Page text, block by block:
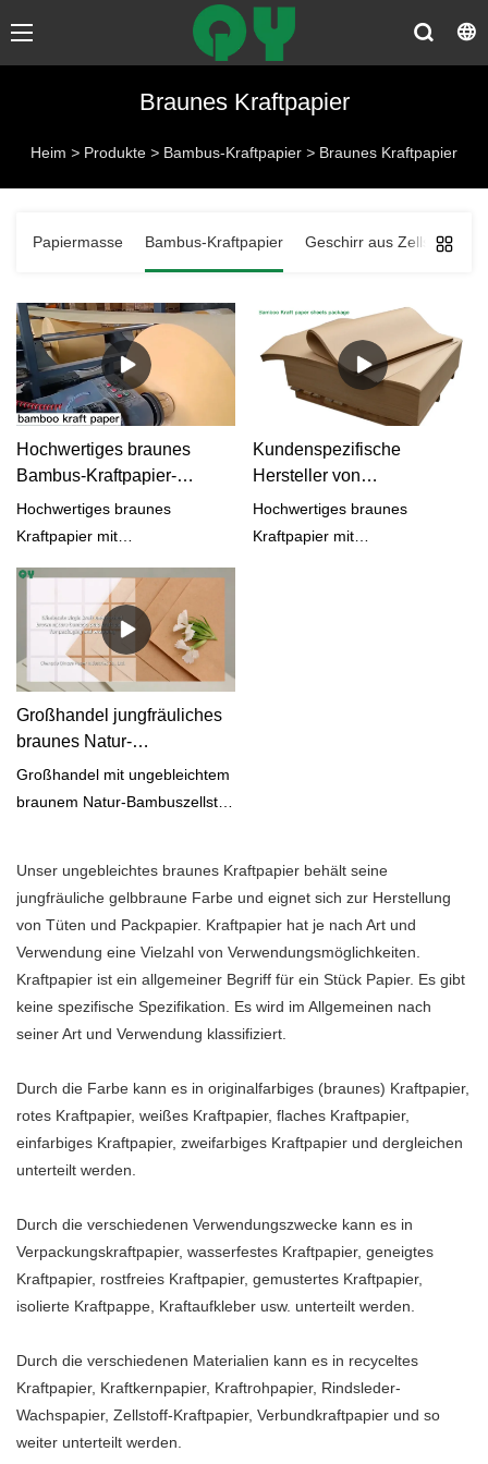
Braunes Kraftpapier
Heim > Produkte > Bambus-Kraftpapier > Braunes Kraftpapier
Papiermasse Bambus-Kraftpapier Geschirr aus Zellstoff
Unser ungebleichtes braunes Kraftpapier behält seine
jungfräuliche gelbbraune Farbe und eignet sich zur Herstellung
von Tüten und Packpapier. Kraftpapier hat je nach Art und
Verwendung eine Vielzahl von Verwendungsmöglichkeiten.
Kraftpapier ist ein allgemeiner Begriff für ein Stück Papier. Es gibt
keine spezifische Spezifikation. Es wird im Allgemeinen nach
seiner Art und Verwendung klassifiziert.
Durch die Farbe kann es in originalfarbiges (braunes) Kraftpapier,
rotes Kraftpapier, weißes Kraftpapier, flaches Kraftpapier,
einfarbiges Kraftpapier, zweifarbiges Kraftpapier und dergleichen
unterteilt werden.
Durch die verschiedenen Verwendungszwecke kann es in
Verpackungskraftpapier, wasserfestes Kraftpapier, geneigtes
Kraftpapier, rostfreies Kraftpapier, gemustertes Kraftpapier,
isolierte Kraftpappe, Kraftaufkleber usw. unterteilt werden.
Durch die verschiedenen Materialien kann es in recyceltes
Kraftpapier, Kraftkernpapier, Kraftrohpapier, Rindsleder-
Wachspapier, Zellstoff-Kraftpapier, Verbundkraftpapier und so
weiter unterteilt werden.
Hochwertiges braunes
Bambus-Kraftpapier-
Rollenverpackungspapier
40 g/m² bis 350 g/m² |
Hochwertiges braunes
Kraftpapier mit
konkurrenzfähigem
Preis.Lebensmittelqualität oder
Nicht-
Lebensmittelqualität.Bambus-
Kraftpapier oder -pappe
Verpackungsanwendungen.100
recycelter Zellstoff für
Kraftpapier.Kostenloser
MOQ und schnelle Antwort.
Kundenspezifische
Hersteller von
dunkelbraunem
Geschenkpapier aus China
Hochwertiges braunes
Kraftpapier mit
MOQ und schnelle Antwort.
Großhandel jungfräuliches
braunes Natur-
Bambuszellstoff-Kraftpapier
für Verpackungs- und
Großhandel mit ungebleichtem
braunem Natur-Bambuszellstoff
Vergleich zu ähnlichen
Produkten auf dem Markt hat
herausragende Vorteile in
Bezug auf Leistung, Qualität,
Aussehen usw. und genießt
einen guten Ruf auf dem Markt.
zusammen und verbessert sie
kontinuierlich. Die
braunem Natur-
Bambuszellstoff-
Handwerkspapier zum
angepasst werden.Unser
ungebleichtes braunes